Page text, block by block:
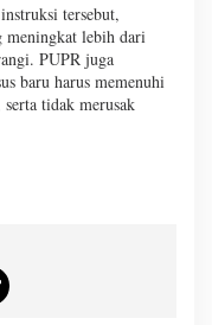
tersebut,
meningkat lebih dari
PUPR juga
baru harus memenuhi
tidak merusak